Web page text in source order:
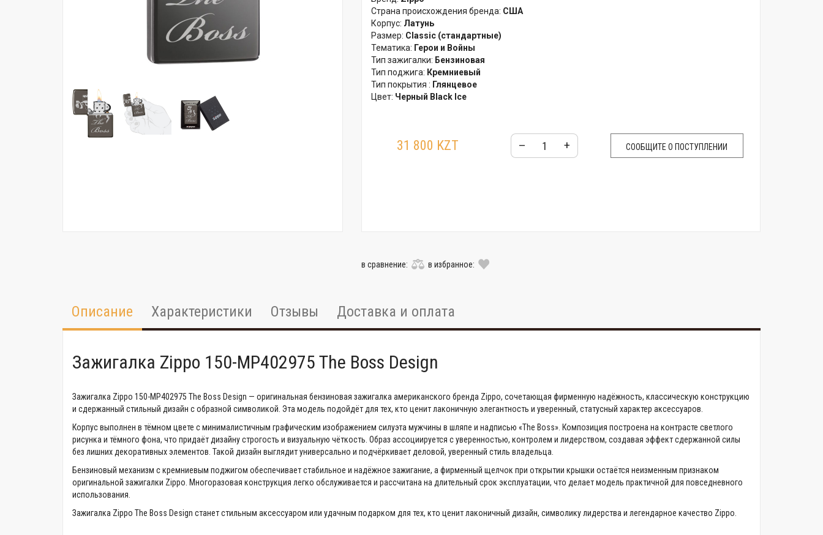
Страна происхождения бренда: США
Корпус: Латунь
Размер: Classic (стандартные)
Тематика: Герои и Войны
Тип зажигалки: Бензиновая
Тип поджига: Кремниевый
Тип покрытия : Глянцевое
Цвет: Черный Black Ice
31 800 KZT – + СООБЩИТЕ О ПОСТУПЛЕНИИ
в сравнение: в избранное:
Описание Характеристики Отзывы Доставка и оплата
Зажигалка Zippo 150-MP402975 The Boss Design
Зажигалка Zippo 150-MP402975 The Boss Design — оригинальная бензиновая зажигалка американского бренда Zippo, сочетающая фирменную надёжность, классическую конструкцию
и сдержанный стильный дизайн с образной символикой. Эта модель подойдёт для тех, кто ценит лаконичную элегантность и уверенный, статусный характер аксессуаров.
Корпус выполнен в тёмном цвете с минималистичным графическим изображением силуэта мужчины в шляпе и надписью «The Boss». Композиция построена на контрасте светлого
рисунка и тёмного фона, что придаёт дизайну строгость и визуальную чёткость. Образ ассоциируется с уверенностью, контролем и лидерством, создавая эффект сдержанной силы
без лишних декоративных элементов. Такой дизайн выглядит универсально и подчёркивает деловой, уверенный стиль владельца.
Бензиновый механизм с кремниевым поджигом обеспечивает стабильное и надёжное зажигание, а фирменный щелчок при открытии крышки остаётся неизменным признаком
оригинальной зажигалки Zippo. Многоразовая конструкция легко обслуживается и рассчитана на длительный срок эксплуатации, что делает модель практичной для повседневного
использования.
Зажигалка Zippo The Boss Design станет стильным аксессуаром или удачным подарком для тех, кто ценит лаконичный дизайн, символику лидерства и легендарное качество Zippo.